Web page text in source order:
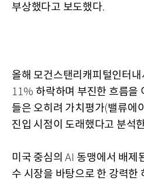
부상했다고 보도했다.
올해 모건스탠리캐피털인터내
11% 하락하며 부진한 흐름을
들은 오히려 가치평가(밸류에
진입 시점이 도래했다고 분석
미국 중심의AI 동맹에서 배제
수 시장을 바탕으로 한 강력한